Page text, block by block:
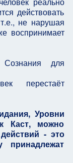
действовать
не нарушая
воспринимает
для
перестаёт
Уровни
Каст, можно
- это